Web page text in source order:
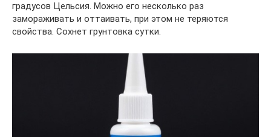
градусов Цельсия. Можно его несколько раз
замораживать и оттаивать, при этом не теряются
свойства. Сохнет грунтовка сутки.